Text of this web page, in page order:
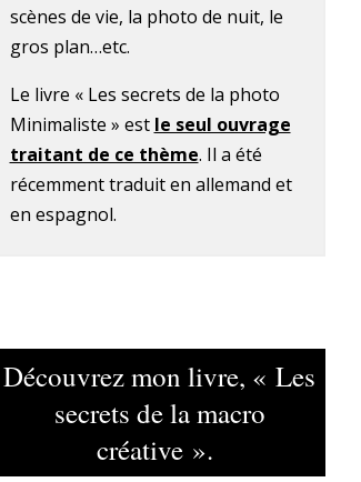
scènes de vie, la photo de nuit, le
gros plan…etc.
Le livre « Les secrets de la photo
Minimaliste » est le seul ouvrage
traitant de ce thème. Il a été
récemment traduit en allemand et
en espagnol.
Découvrez mon livre, « Les
secrets de la macro
créative ».